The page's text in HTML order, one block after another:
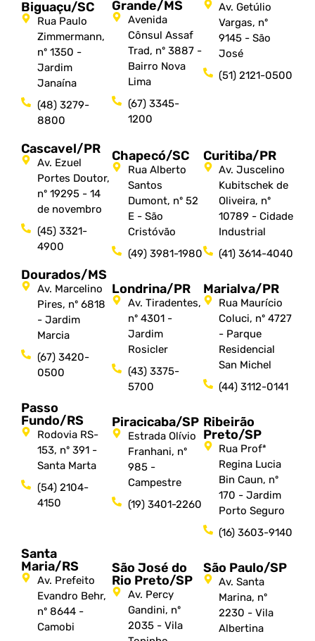
Biguaçu/SC
Rua Paulo
Zimmermann,
nº 1350 -
Jardim
Janaína
(48) 3279-
8800
Grande/MS
Avenida
Cônsul Assaf
Trad, nº 3887 -
Bairro Nova
Lima
(67) 3345-
1200
Av. Getúlio
Vargas, nº
9145 - São
José
(51) 2121-0500
Cascavel/PR
Av. Ezuel
Portes Doutor,
nº 19295 - 14
de novembro
(45) 3321-
4900
Chapecó/SC
Rua Alberto
Santos
Dumont, nº 52
E - São
Cristóvão
(49) 3981-1980
Curitiba/PR
Av. Juscelino
Kubitschek de
Oliveira, nº
10789 - Cidade
Industrial
(41) 3614-4040
Dourados/MS
Av. Marcelino
Pires, nº 6818
- Jardim
Marcia
(67) 3420-
0500
Londrina/PR
Av. Tiradentes,
nº 4301 -
Jardim
Rosicler
(43) 3375-
5700
Marialva/PR
Rua Maurício
Coluci, nº 4727
- Parque
Residencial
San Michel
(44) 3112-0141
Passo
Fundo/RS
Rodovia RS-
153, nº 391 -
Santa Marta
(54) 2104-
4150
Piracicaba/SP
Estrada Olívio
Franhani, nº
985 -
Campestre
(19) 3401-2260
Ribeirão
Preto/SP
Rua Profª
Regina Lucia
Bin Caun, nº
170 - Jardim
Porto Seguro
(16) 3603-9140
Santa
Maria/RS
Av. Prefeito
Evandro Behr,
nº 8644 -
Camobi
São José do
Rio Preto/SP
Av. Percy
Gandini, nº
2035 - Vila
São Paulo/SP
Av. Santa
Marina, nº
2230 - Vila
Albertina